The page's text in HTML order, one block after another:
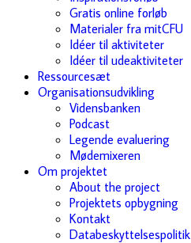
Gratis online forløb
Materialer fra mitCFU
Idéer til aktiviteter
Idéer til udeaktiviteter
Ressourcesæt
Organisationsudvikling
Vidensbanken
Podcast
Legende evaluering
Mødemixeren
Om projektet
About the project
Projektets opbygning
Kontakt
Databeskyttelsespolitik